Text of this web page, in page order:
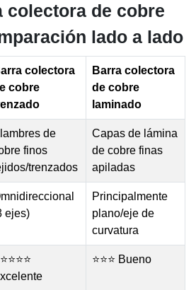
colectora de cobre
lado a lado
colectora
cobre
Barra colectora
de cobre
laminado
de
finos
trenzados
Capas de lámina
de cobre finas
apiladas
ejes)
Principalmente
plano/eje de
curvatura
⭐⭐⭐ Bueno